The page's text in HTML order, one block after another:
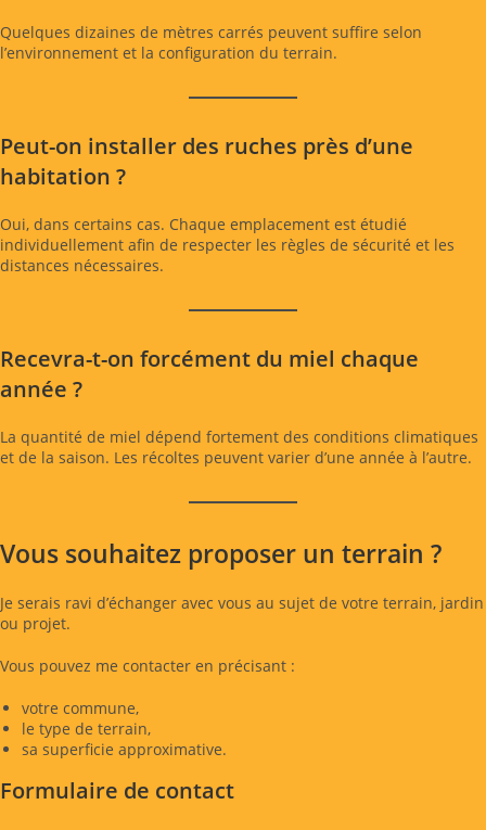
Quelques dizaines de mètres carrés peuvent suffire selon
l’environnement et la configuration du terrain.
Peut-on installer des ruches près d’une
habitation ?
Oui, dans certains cas. Chaque emplacement est étudié
individuellement afin de respecter les règles de sécurité et les
distances nécessaires.
Recevra-t-on forcément du miel chaque
année ?
La quantité de miel dépend fortement des conditions climatiques
et de la saison. Les récoltes peuvent varier d’une année à l’autre.
Vous souhaitez proposer un terrain ?
Je serais ravi d’échanger avec vous au sujet de votre terrain, jardin
ou projet.
Vous pouvez me contacter en précisant :
votre commune,
le type de terrain,
sa superficie approximative.
Formulaire de contact